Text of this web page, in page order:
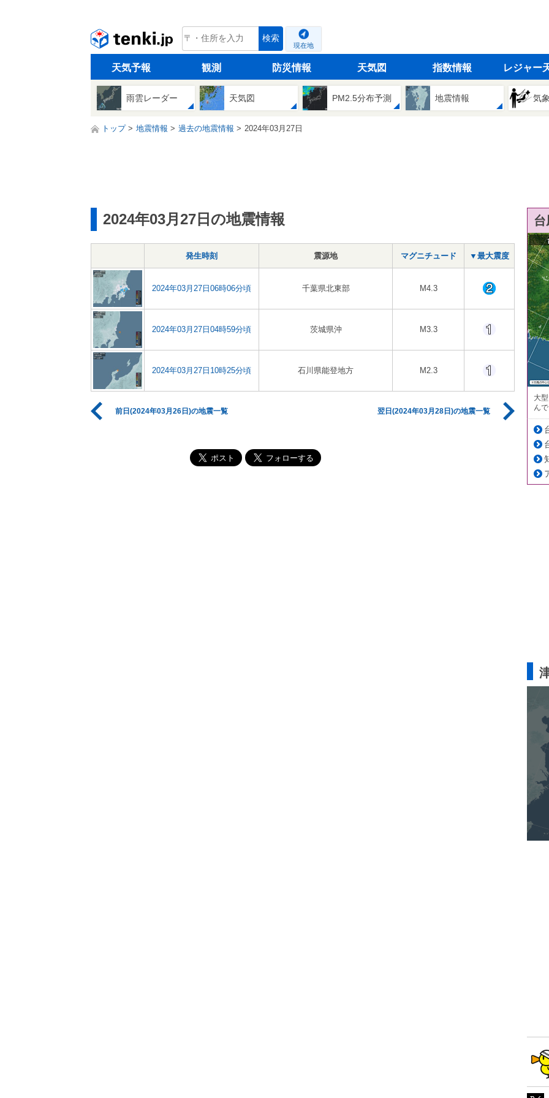
tenki.jp 検索
現在地
天気予報 観測 防災情報 天気図 指数情報 レジャー
雨雲レーダー 天気図 PM2.5分布予測 地震情報 気
トップ 地震情報 過去の地震情報 2024年03月27日
2024年03月27日の地震情報
発生時刻 震源地 マグニチュード ▼最大震度
2024年03月27日06時06分頃 千葉県北東部 M4.3
2024年03月27日04時59分頃 茨城県沖 M3.3
2024年03月27日10時25分頃 石川県能登地方 M2.3
前日(2024年03月26日)の地震一覧 翌日(2024年03月28日)の地震一覧
大
ん